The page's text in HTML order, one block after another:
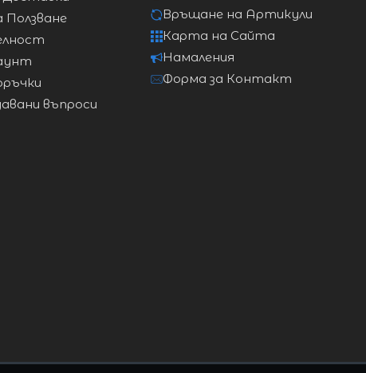
112см
134см
Ползване
въпроси
Връщане на Артикули
Карта на Сайта
Намаления
Форма за Контакт